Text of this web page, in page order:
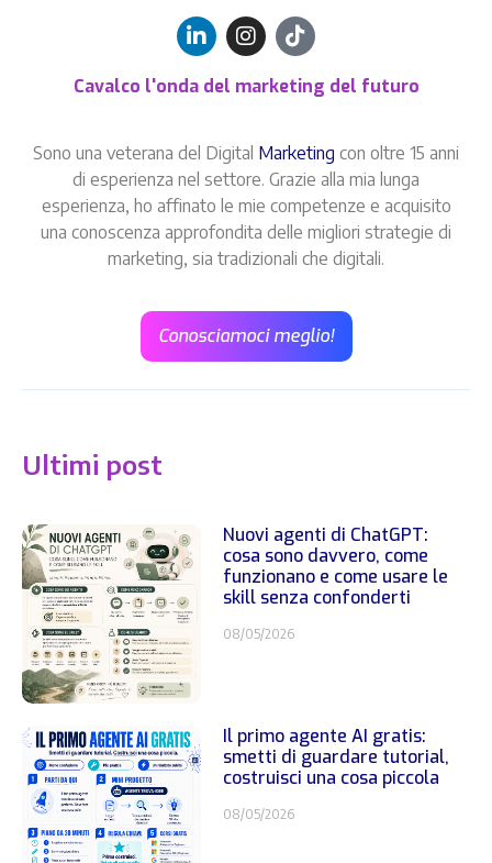
Cavalco l'onda del marketing del futuro
Sono una veterana del Digital Marketing con oltre 15 anni
di esperienza nel settore. Grazie alla mia lunga
esperienza, ho affinato le mie competenze e acquisito
una conoscenza approfondita delle migliori strategie di
marketing, sia tradizionali che digitali.
Conosciamoci meglio!
Ultimi post
Nuovi agenti di ChatGPT:
cosa sono davvero, come
funzionano e come usare le
skill senza confonderti
08/05/2026
Il primo agente AI gratis:
smetti di guardare tutorial,
costruisci una cosa piccola
08/05/2026